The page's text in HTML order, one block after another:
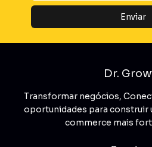
Dr.
Transformar negócios,
oportunidades para construir
commerce mais